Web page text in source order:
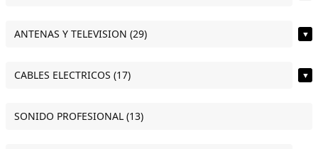
ANTENAS Y TELEVISION (29) ▼
CABLES ELECTRICOS (17) ▼
SONIDO PROFESIONAL (13)